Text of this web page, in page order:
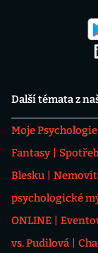
Další témata z
Moje Psychologie
Fantasy
Blesku
psychologické
ONLINE
vs. Pudilová